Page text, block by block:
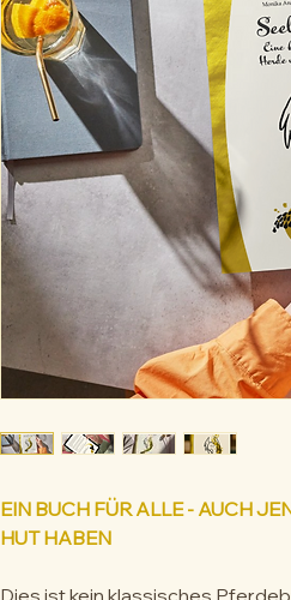
EIN BUCH FÜR ALLE - AUCH
HUT HABEN
Dies ist kein klassisches